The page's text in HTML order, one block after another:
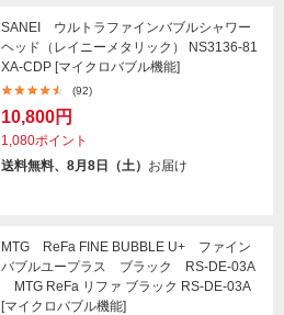
SANEI ウルトラファインバブルシャワー
ヘッド（レイニーメタリック） NS3136-81
XA-CDP [マイクロバブル機能]
(92)
10,800円
1,080ポイント
送料無料、8月8日（土） お届け
MTG ReFa FINE BUBBLE U+ ファイン
バブルユープラス ブラック RS-DE-03A
MTG ReFa リファ ブラック RS-DE-03A
[マイクロバブル機能]